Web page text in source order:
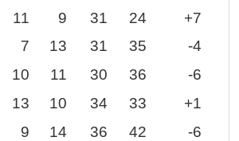
11 9 31 24
+7
7 13 31 35
-4
10 11 30 36
-6
13 10 34 33
+1
9 14 36 42
-6